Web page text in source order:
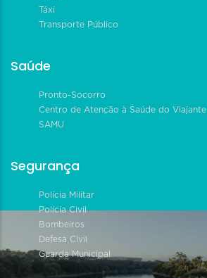
Táxi
Transporte Público
Saúde
Pronto-Socorro
Centro de Atenção à Saúde do Viajante
SAMU
Segurança
Polícia Militar
Polícia Civil
Bombeiros
Defesa Civil
Guarda Municipal